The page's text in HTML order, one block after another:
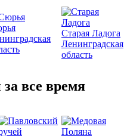
Старая Ладога
Ленинградская
область
все время